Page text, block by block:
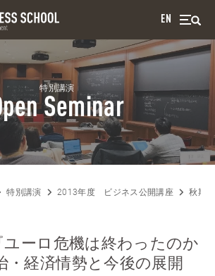
EN
特別講演
Seminar
特別講演 2013年度 ビジネス公開講座 秋期
ユーロ危機は終わったのか
・経済情勢と今後の展開